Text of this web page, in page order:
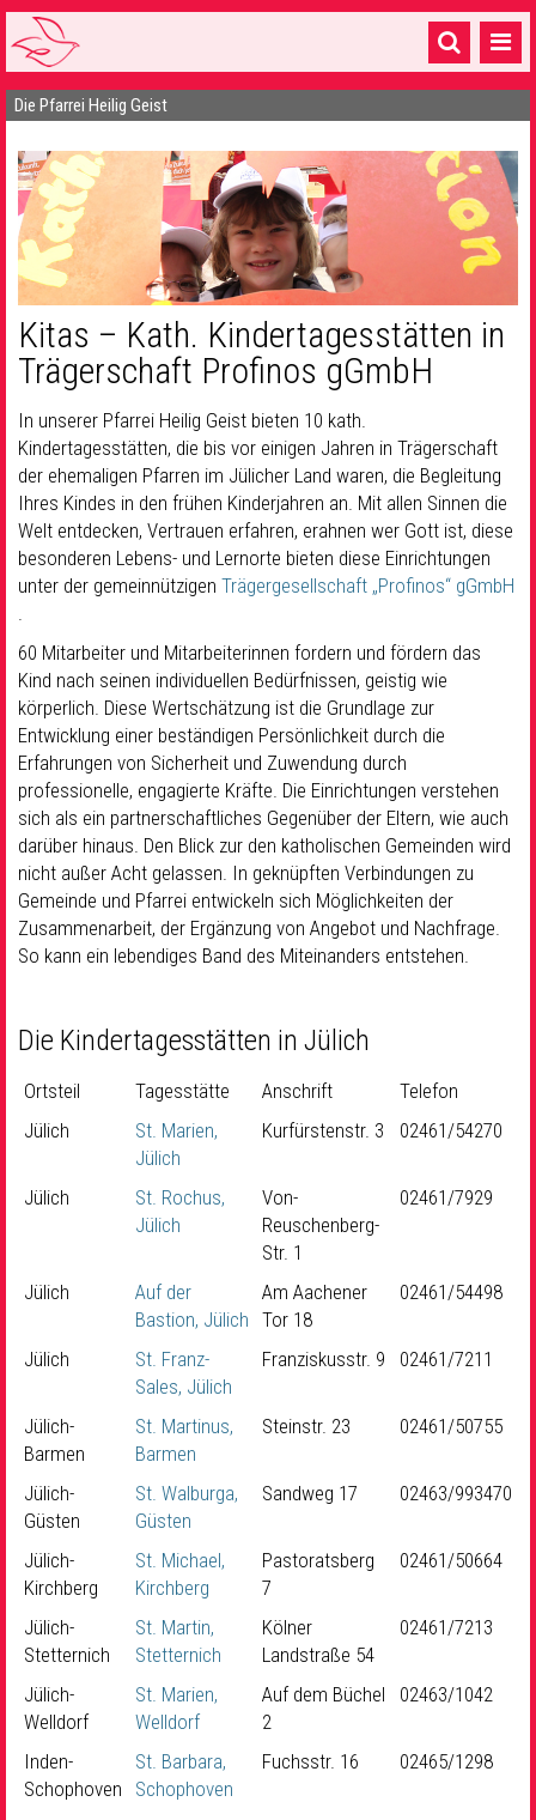
Startseite
1 Pfarrei
16 Gemeinden & mehr
Gottesdienste & Sinnsuche
Sakramente & Feste
Gemeinschaft & Soziales
Seelsorge & Kontakt
Die Pfarrei Heilig Geist
Kitas – Kath. Kindertagesstätten in
Trägerschaft Profinos gGmbH
In unserer Pfarrei Heilig Geist bieten 10 kath.
Kindertagesstätten, die bis vor einigen Jahren in Trägerschaft
der ehemaligen Pfarren im Jülicher Land waren, die Begleitung
Ihres Kindes in den frühen Kinderjahren an. Mit allen Sinnen die
Welt entdecken, Vertrauen erfahren, erahnen wer Gott ist, diese
besonderen Lebens- und Lernorte bieten diese Einrichtungen
unter der gemeinnützigen Trägergesellschaft „Profinos“ gGmbH
.
60 Mitarbeiter und Mitarbeiterinnen fordern und fördern das
Kind nach seinen individuellen Bedürfnissen, geistig wie
körperlich. Diese Wertschätzung ist die Grundlage zur
Entwicklung einer beständigen Persönlichkeit durch die
Erfahrungen von Sicherheit und Zuwendung durch
professionelle, engagierte Kräfte. Die Einrichtungen verstehen
sich als ein partnerschaftliches Gegenüber der Eltern, wie auch
darüber hinaus. Den Blick zur den katholischen Gemeinden wird
nicht außer Acht gelassen. In geknüpften Verbindungen zu
Gemeinde und Pfarrei entwickeln sich Möglichkeiten der
Zusammenarbeit, der Ergänzung von Angebot und Nachfrage.
So kann ein lebendiges Band des Miteinanders entstehen.
Die Kindertagesstätten in Jülich
Ortsteil Tagesstätte Anschrift
Telefon
Jülich
St. Marien,
Jülich
Kurfürstenstr. 3 02461/54270
Jülich
St. Rochus,
Jülich
Von-
Reuschenberg-
Str. 1
02461/7929
Jülich
Auf der
Bastion, Jülich
Am Aachener
Tor 18
02461/54498
Jülich
St. Franz-
Sales, Jülich
Franziskusstr. 9 02461/7211
Jülich-
Barmen
St. Martinus,
Barmen
Steinstr. 23 02461/50755
Jülich-
Güsten
St. Walburga,
Güsten
Sandweg 17 02463/993470
Jülich-
Kirchberg
St. Michael,
Kirchberg
Pastoratsberg
7
02461/50664
Jülich-
Stetternich
St. Martin,
Stetternich
Kölner
Landstraße 54
02461/7213
Jülich-
Welldorf
St. Marien,
Welldorf
Auf dem Büchel
2
02463/1042
Inden-
Schophoven
St. Barbara,
Schophoven
Fuchsstr. 16 02465/1298